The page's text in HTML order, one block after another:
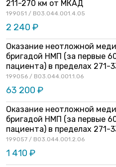
211-270 км от МКАД
199051 / B03.044.001.4.05
2 240 ₽
Оказание неотложной
бригадой НМП (за первые
пациента) в пределах 271-
199056 / B03.044.001.1.06
63 200 ₽
Оказание неотложной
бригадой НМП (за первые
пациента) в пределах 271-
199057 / B03.044.001.2.06
1 410 ₽